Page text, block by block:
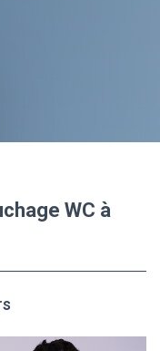
WC à